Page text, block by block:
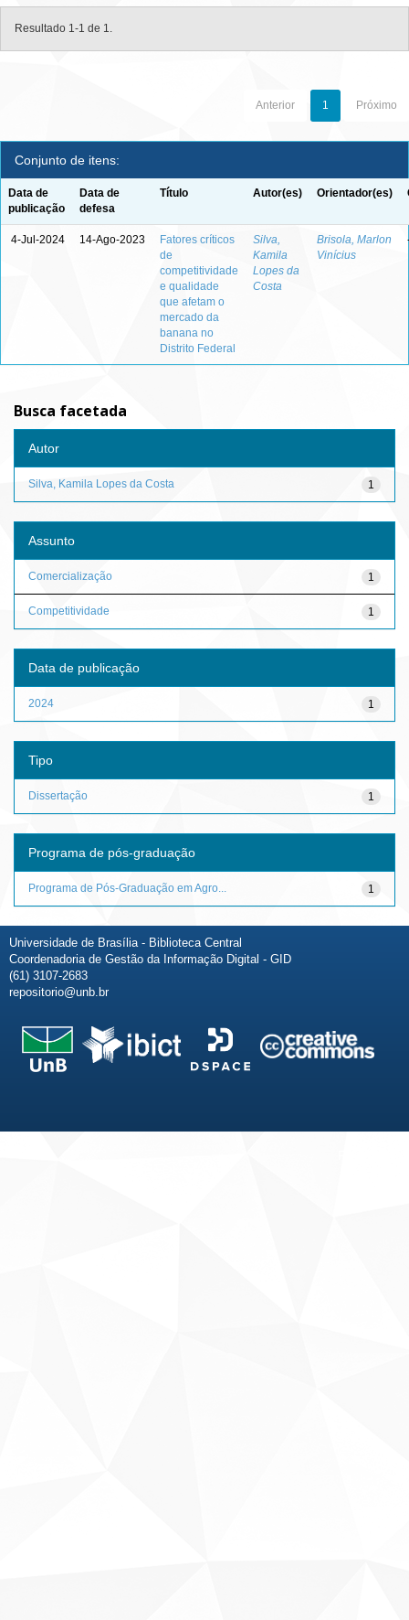
Resultado 1-1 de 1.
Anterior 1 Próximo
Conjunto de itens:
Data de
publicação
Data de
defesa
Título Autor(es) Orientador(es)
4-Jul-2024 14-Ago-2023
Fatores críticos
de
competitividade
e qualidade
que afetam o
mercado da
banana no
Distrito Federal
Silva,
Kamila
Lopes da
Costa
Brisola, Marlon
Vinícius
Busca facetada
Autor
1
Silva, Kamila Lopes da Costa
Assunto
1
Comercialização
1
Competitividade
Data de publicação
1
2024
Tipo
1
Dissertação
Programa de pós-graduação
1
Programa de Pós-Graduação em Agro...
Universidade de Brasília - Biblioteca Central
Coordenadoria de Gestão da Informação Digital - GID
(61) 3107-2683
repositorio@unb.br